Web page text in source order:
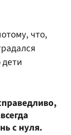
что,
с нуля.